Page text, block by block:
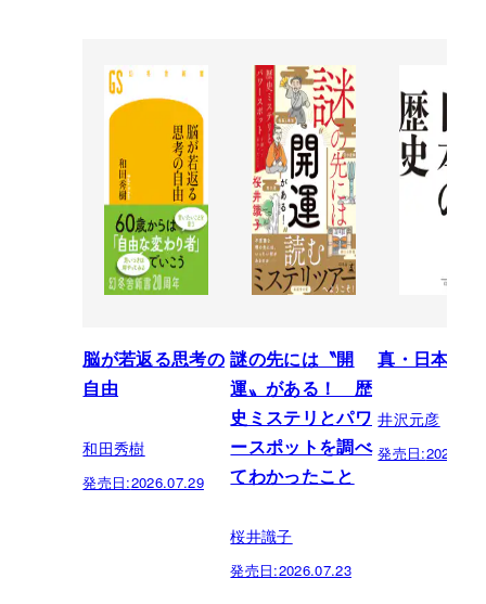
脳が若返る思考の
自由
和田秀樹
発売日:2026.07.29
謎の先には〝開
運〟がある！ 歴
史ミステリとパワ
ースポットを調べ
てわかったこと
桜井識子
発売日:2026.07.23
真・日本の
井沢元彦
発売日: